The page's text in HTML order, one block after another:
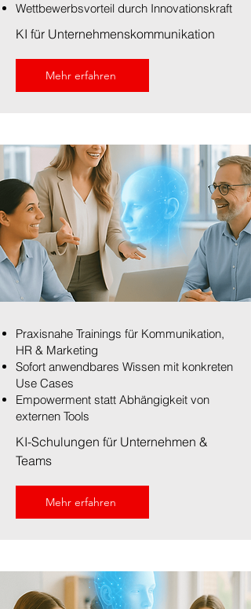
Wettbewerbsvorteil durch Innovationskraft
KI für Unternehmenskommunikation
Mehr erfahren
Praxisnahe Trainings für Kommunikation,
HR & Marketing
Sofort anwendbares Wissen mit konkreten
Use Cases
Empowerment statt Abhängigkeit von
externen Tools
KI-Schulungen für Unternehmen &
Teams
Mehr erfahren